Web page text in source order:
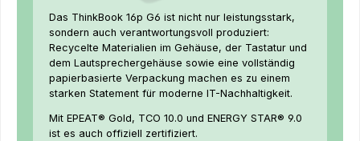
Das ThinkBook 16p G6 ist nicht nur leistungsstark,
sondern auch verantwortungsvoll produziert:
Recycelte Materialien im Gehäuse, der Tastatur und
dem Lautsprechergehäuse sowie eine vollständig
papierbasierte Verpackung machen es zu einem
starken Statement für moderne IT-Nachhaltigkeit.
Mit EPEAT® Gold, TCO 10.0 und ENERGY STAR® 9.0
ist es auch offiziell zertifiziert.